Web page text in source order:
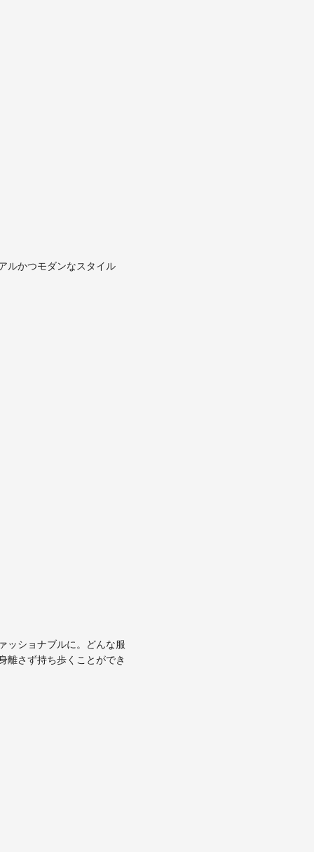
ルかつモダンなスタイル
ッショナブルに。どんな服
離さず持ち歩くことができ